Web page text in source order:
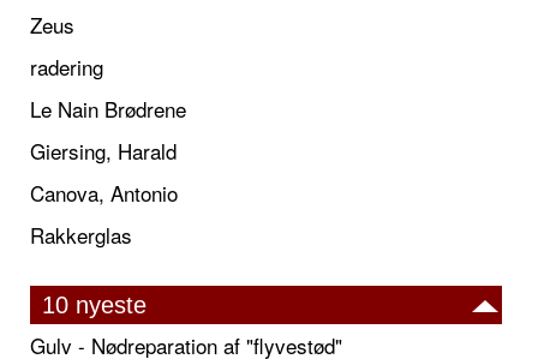
Zeus
radering
Le Nain Brødrene
Giersing, Harald
Canova, Antonio
Rakkerglas
10 nyeste
Gulv - Nødreparation af "flyvestød"